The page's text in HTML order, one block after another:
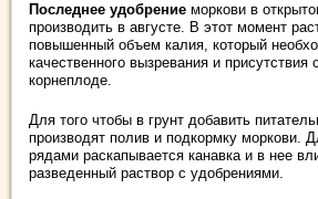
Последнее удобрение моркови в
производить в августе. В этот момент
повышенный объем калия, который
качественного вызревания и присутствия
корнеплоде.
Для того чтобы в грунт добавить
производят полив и подкормку моркови.
рядами раскапывается канавка и в нее
разведенный раствор с удобрениями.